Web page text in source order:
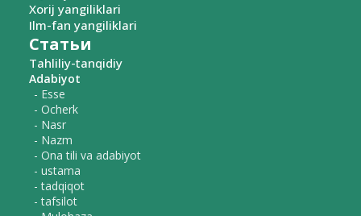
Xorij yangiliklari
Ilm-fan yangiliklari
Статьи
Tahliliy-tanqidiy
Adabiyot
- Esse
- Ocherk
- Nasr
- Nazm
- Ona tili va adabiyot
- ustama
- tadqiqot
- tafsilot